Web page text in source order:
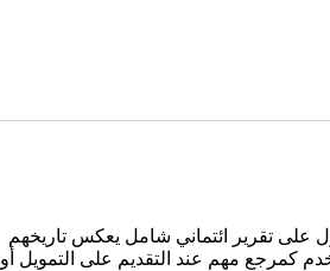
على تقرير ائتماني شامل يعكس تاريخهم
كمرجع مهم عند التقديم على التمويل أو